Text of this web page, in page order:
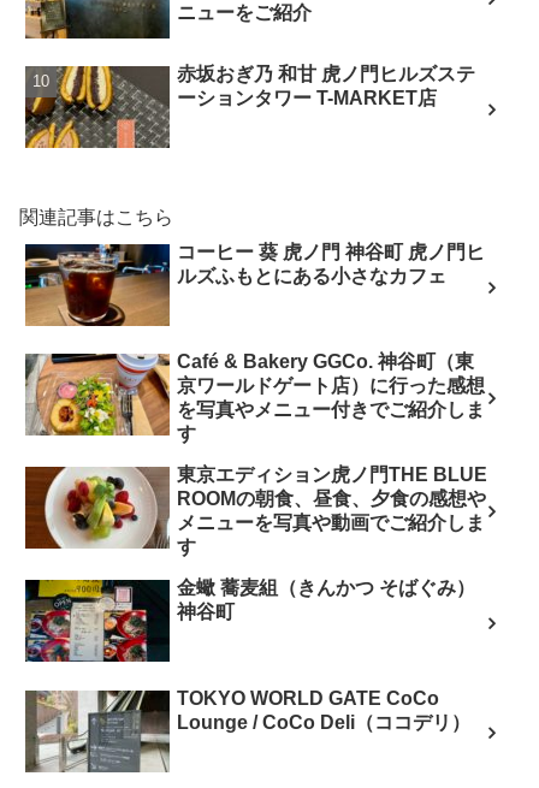
ニューをご紹介
赤坂おぎ乃 和甘 虎ノ門ヒルズステ
ーションタワー T-MARKET店
関連記事はこちら
コーヒー 葵 虎ノ門 神谷町 虎ノ門ヒ
ルズふもとにある小さなカフェ
Café & Bakery GGCo. 神谷町（東
京ワールドゲート店）に行った感想
を写真やメニュー付きでご紹介しま
す
東京エディション虎ノ門THE BLUE
ROOMの朝食、昼食、夕食の感想や
メニューを写真や動画でご紹介しま
す
金蠍 蕎麦組（きんかつ そばぐみ）
神谷町
TOKYO WORLD GATE CoCo
Lounge / CoCo Deli（ココデリ）